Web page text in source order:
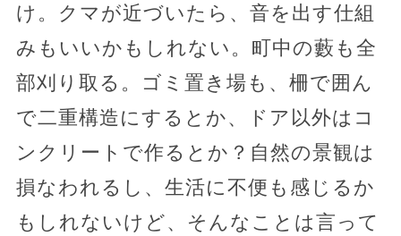
け。クマが近づいたら、音を出す仕組
みもいいかもしれない。町中の藪も全
部刈り取る。ゴミ置き場も、柵で囲ん
で二重構造にするとか、ドア以外はコ
ンクリートで作るとか？自然の景観は
損なわれるし、生活に不便も感じるか
もしれないけど、そんなことは言って